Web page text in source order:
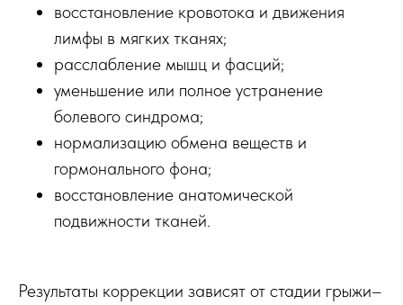
восстановление кровотока и движения
лимфы в мягких тканях;
расслабление мышц и фасций;
уменьшение или полное устранение
болевого синдрома;
нормализацию обмена веществ и
гормонального фона;
восстановление анатомической
подвижности тканей.
Результаты коррекции зависят от стадии грыжи–